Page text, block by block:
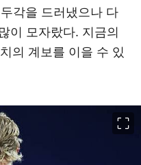
각을 드러냈으나 다
이 모자랐다. 지금의
의 계보를 이을 수 있